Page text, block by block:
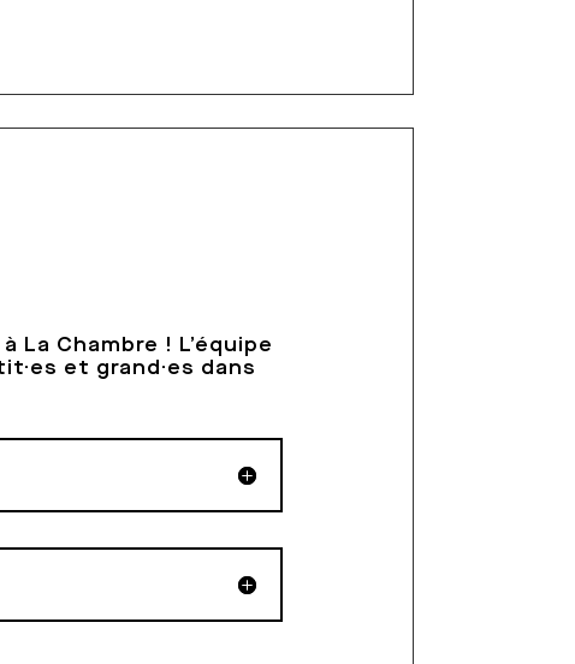
Chambre ! L’équipe
et grand·es dans